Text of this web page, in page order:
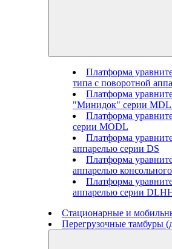
Платформа
типа с поворотной
Платформа
"Минидок" серии
Платформа
серии MODL
Платформа
аппарелью серии DS
Платформа
аппарелью
Платформа
аппарелью серии
Стационарные и
Перегрузочные тамбуры